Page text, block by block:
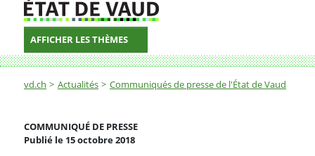
AFFICHER LES THÈMES
Fil d'Ariane
vd.ch Actualités Communiqués de presse de l'État de Vaud
Feux en forêt: appel à la prudence
COMMUNIQUÉ DE PRESSE
Publié le 15 octobre 2018